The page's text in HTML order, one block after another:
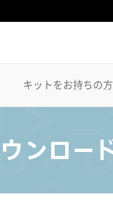
キットをお持ちの方